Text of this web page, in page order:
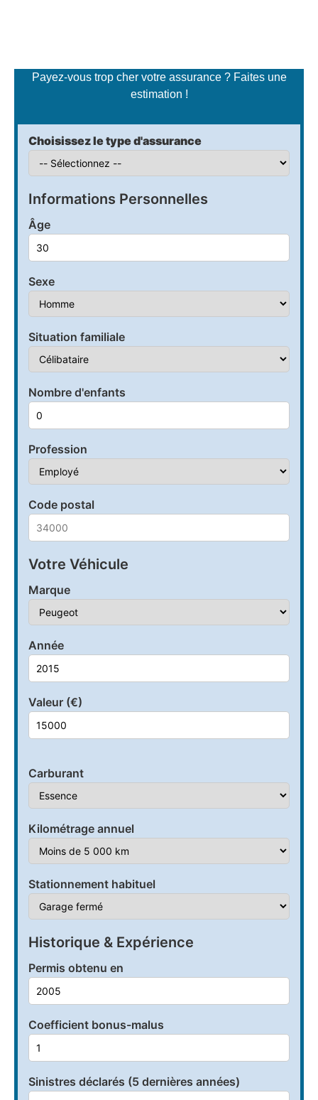
Payez-vous trop cher votre assurance ? Faites une
estimation !
Choisissez le type d'assurance
Informations Personnelles
Âge
Sexe
Situation familiale
Nombre d'enfants
Profession
Code postal
Votre Véhicule
Marque
Année
Valeur (€)
Carburant
Kilométrage annuel
Stationnement habituel
Historique & Expérience
Permis obtenu en
Coefficient bonus-malus
Sinistres déclarés (5 dernières années)